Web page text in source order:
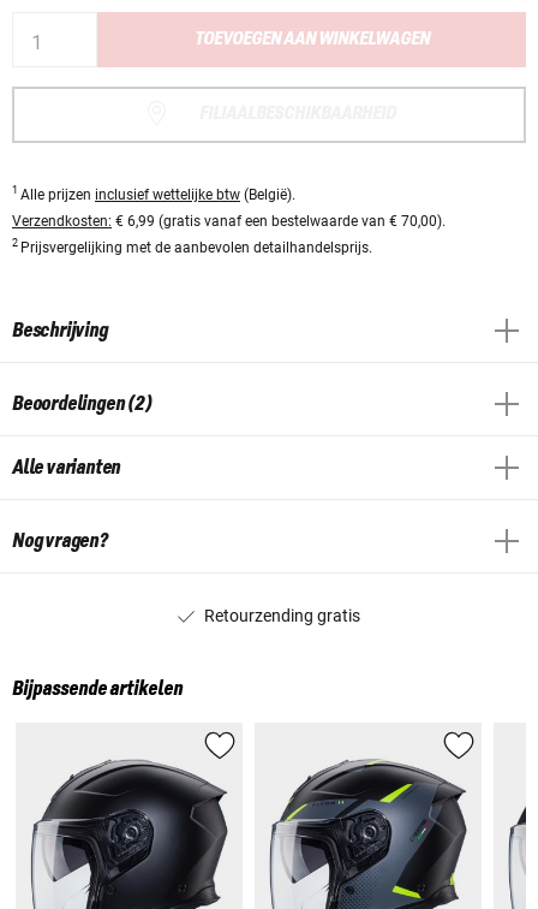
TOEVOEGEN AAN WINKELWAGEN
1 Alle prijzen inclusief wettelijke btw (België).
Verzendkosten: € 6,99 (gratis vanaf een bestelwaarde van € 70,00).
2 Prijsvergelijking met de aanbevolen detailhandelsprijs.
Beschrijving
Beoordelingen (2)
Alle varianten
Nog vragen?
Retourzending gratis
Bijpassende artikelen